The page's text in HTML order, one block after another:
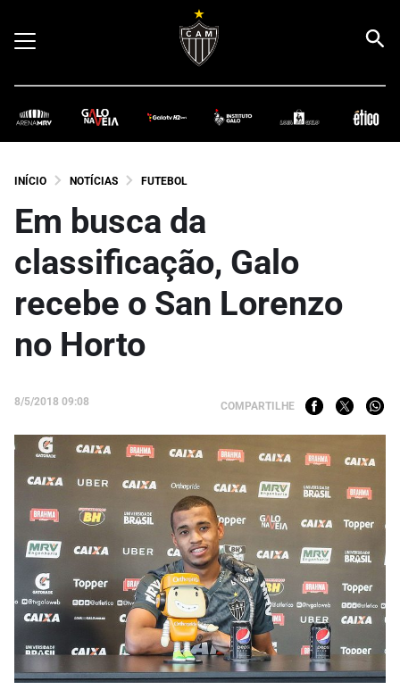
INÍCIO NOTÍCIAS FUTEBOL
Em busca da
classificação, Galo
recebe o San Lorenzo
no Horto
8/5/2018 09:08 COMPARTILHE